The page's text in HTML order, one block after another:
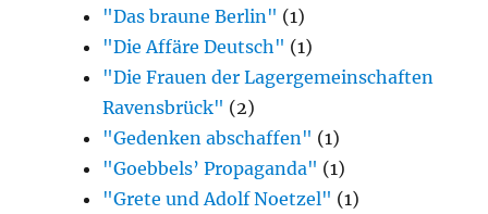
"Das braune Berlin" (1)
"Die Affäre Deutsch" (1)
"Die Frauen der Lagergemeinschaften
Ravensbrück" (2)
"Gedenken abschaffen" (1)
"Goebbels’ Propaganda" (1)
"Grete und Adolf Noetzel" (1)